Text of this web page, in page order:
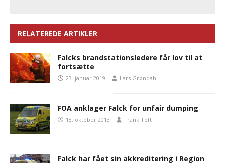
RELATEREDE ARTIKLER
Falcks brandstationsledere får lov til at
fortsætte
23. januar 2019 Lars Grøndahl
FOA anklager Falck for unfair dumping
18. oktober 2013 Frank Toft
Falck har fået sin akkreditering i Region